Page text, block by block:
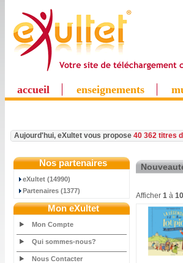
accueil enseignements
Aujourd'hui, eXultet vous propose 40 362 titres
Nos partenaires
eXultet (14990)
Partenaires (1377)
Mon eXultet
Mon Compte
Qui sommes-nous?
Nous Contacter
Afficher 1 à 10